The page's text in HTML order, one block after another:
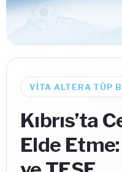
VITA ALTERA TÜP
Kıbrıs’ta
Elde